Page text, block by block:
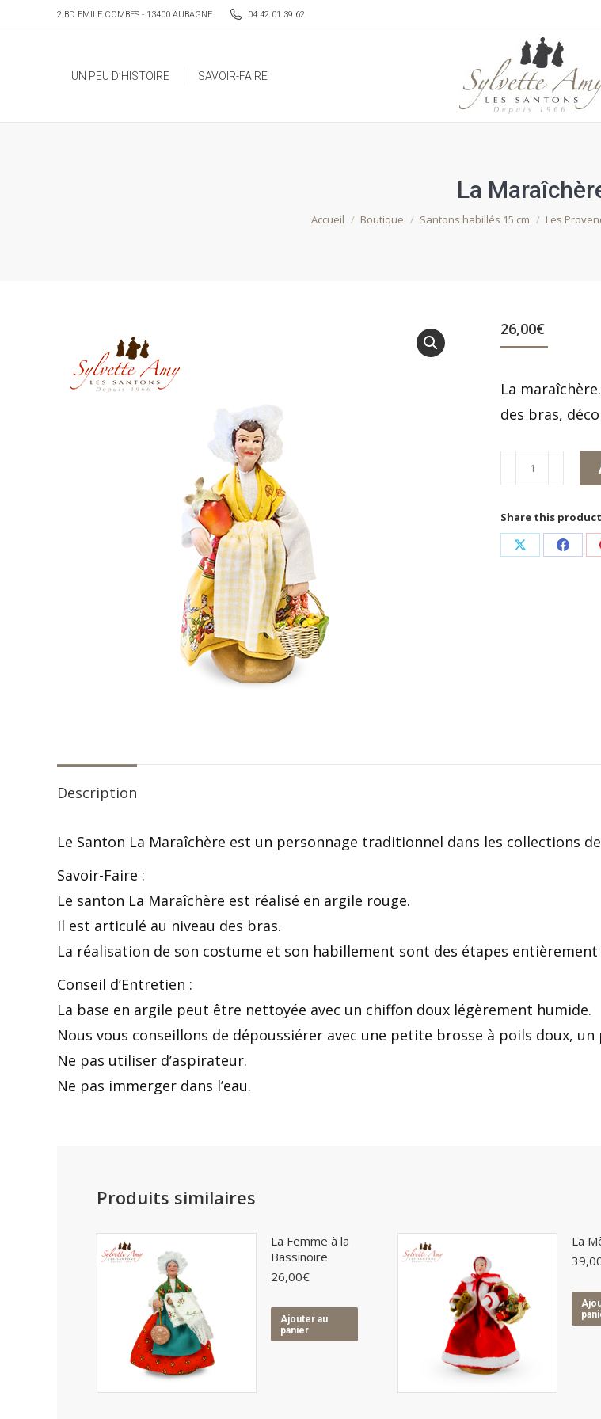
2 BD EMILE COMBES - 13400 AUBAGNE 04 42 01 39 62
UN PEU D’HISTOIRE SAVOIR-FAIRE
La
Vous êtes ici :
Accueil Boutique Santons habillés 15 cm Les
26,00€
La
des bras,
quantité
de
La
Maraîchère
Share this product
Partager
Description
Le Santon La Maraîchère est un personnage traditionnel dans les collections
Savoir-Faire :
Le santon La Maraîchère est réalisé en argile rouge.
Il est articulé au niveau des bras.
La réalisation de son costume et son habillement sont des étapes entièrement
Conseil d’Entretien :
La base en argile peut être nettoyée avec un chiffon doux légèrement humide.
Nous vous conseillons de dépoussiérer avec une petite brosse à poils doux, un
Ne pas utiliser d’aspirateur.
Ne pas immerger dans l’eau.
Produits similaires
La Femme à la
Bassinoire
26,00€
Ajouter au
panier
La